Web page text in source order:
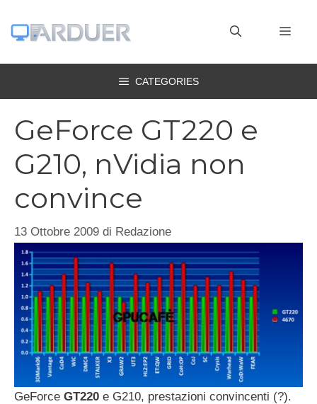
CATEGORIES
GeForce GT220 e
G210, nVidia non
convince
13 Ottobre 2009 di Redazione
GeForce GT220 e G210, prestazioni convincenti (?).